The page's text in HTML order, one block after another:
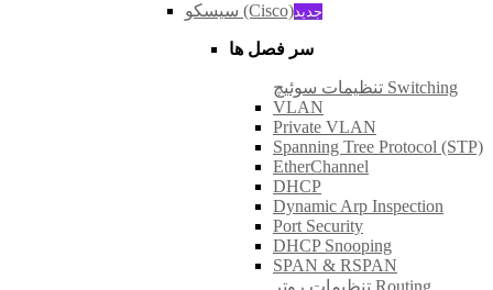
سیسکو (Cisco)جدید
سر فصل ها
تنظیمات سوئیچ Switching
VLAN
Private VLAN
Spanning Tree Protocol (STP)
EtherChannel
DHCP
Dynamic Arp Inspection
Port Security
DHCP Snooping
SPAN & RSPAN
تنظیمات روتر Routing